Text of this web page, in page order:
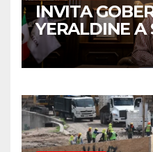
INVITA
YERALDINE A
JORNADA
DE ÁRBOLES